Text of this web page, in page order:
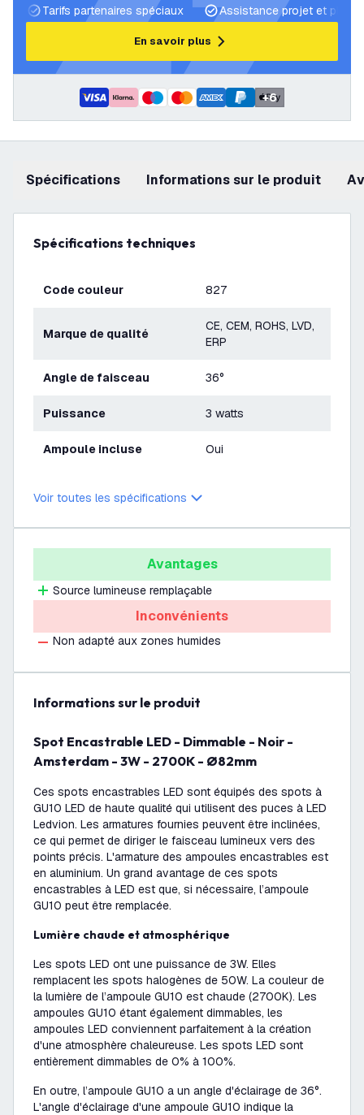
Tarifs partenaires spéciaux
Assistance projet et plans
En savoir plus
+6
Spécifications Informations sur le produit
Spécifications techniques
Code couleur 827
Marque de qualité
CE, CEM, ROHS, LVD,
ERP
Angle de faisceau 36°
Puissance 3 watts
Ampoule incluse Oui
Voir toutes les spécifications
Avantages
Source lumineuse remplaçable
Inconvénients
Non adapté aux zones humides
Informations sur le produit
Spot Encastrable LED - Dimmable - Noir -
Amsterdam - 3W - 2700K - Ø82mm
Ces spots encastrables LED sont équipés des spots à
GU10 LED de haute qualité qui utilisent des puces à LED
Ledvion. Les armatures fournies peuvent être inclinées,
ce qui permet de diriger le faisceau lumineux vers des
points précis. L'armature des ampoules encastrables est
en aluminium. Un grand avantage de ces spots
encastrables à LED est que, si nécessaire, l’ampoule
GU10 peut être remplacée.
Lumière chaude et atmosphérique
Les spots LED ont une puissance de 3W. Elles
remplacent les spots halogènes de 50W. La couleur de
la lumière de l’ampoule GU10 est chaude (2700K). Les
ampoules GU10 étant également dimmables, les
ampoules LED conviennent parfaitement à la création
d'une atmosphère chaleureuse. Les spots LED sont
entièrement dimmables de 0% à 100%.
En outre, l’ampoule GU10 a un angle d'éclairage de 36°.
L'angle d'éclairage d'une ampoule GU10 indique la